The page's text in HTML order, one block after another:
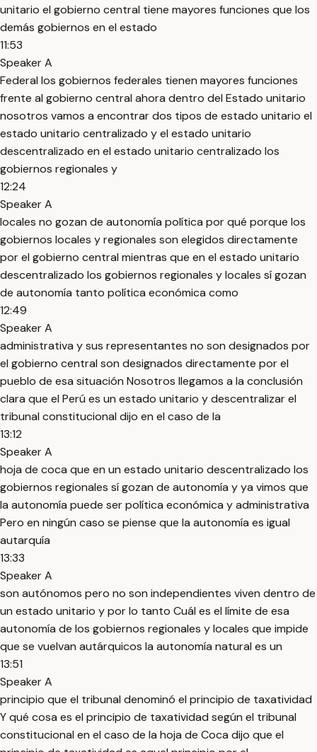
unitario el gobierno central tiene mayores funciones que los
demás gobiernos en el estado
11:53
Speaker A
Federal los gobiernos federales tienen mayores funciones
frente al gobierno central ahora dentro del Estado unitario
nosotros vamos a encontrar dos tipos de estado unitario el
estado unitario centralizado y el estado unitario
descentralizado en el estado unitario centralizado los
gobiernos regionales y
12:24
Speaker A
locales no gozan de autonomía política por qué porque los
gobiernos locales y regionales son elegidos directamente
por el gobierno central mientras que en el estado unitario
descentralizado los gobiernos regionales y locales sí gozan
de autonomía tanto política económica como
12:49
Speaker A
administrativa y sus representantes no son designados por
el gobierno central son designados directamente por el
pueblo de esa situación Nosotros llegamos a la conclusión
clara que el Perú es un estado unitario y descentralizar el
tribunal constitucional dijo en el caso de la
13:12
Speaker A
hoja de coca que en un estado unitario descentralizado los
gobiernos regionales sí gozan de autonomía y ya vimos que
la autonomía puede ser política económica y administrativa
Pero en ningún caso se piense que la autonomía es igual
autarquía
13:33
Speaker A
son autónomos pero no son independientes viven dentro de
un estado unitario y por lo tanto Cuál es el límite de esa
autonomía de los gobiernos regionales y locales que impide
que se vuelvan autárquicos la autonomía natural es un
13:51
Speaker A
principio que el tribunal denominó el principio de taxatividad
Y qué cosa es el principio de taxatividad según el tribunal
constitucional en el caso de la hoja de Coca dijo que el